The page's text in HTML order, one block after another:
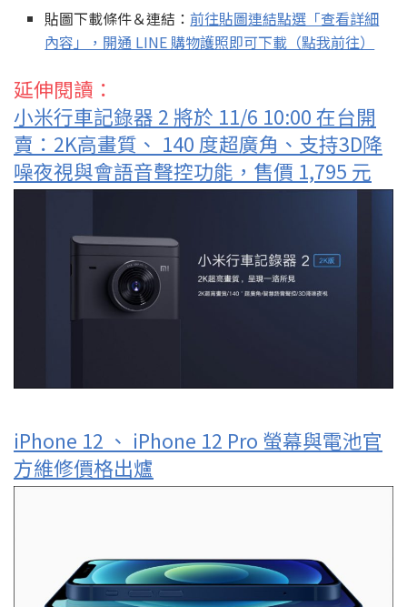
貼圖下載條件＆連結：前往貼圖連結點選「查看詳細
內容」，開通 LINE 購物護照即可下載（點我前往）
延伸閱讀：
小米行車記錄器 2 將於 11/6 10:00 在台開
賣：2K高畫質、 140 度超廣角、支持3D降
噪夜視與會語音聲控功能，售價 1,795 元
iPhone 12 、 iPhone 12 Pro 螢幕與電池官
方維修價格出爐